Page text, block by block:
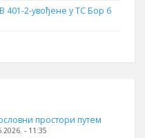
401-2-увођене у ТС Бор 6
простори путем
- 11:35